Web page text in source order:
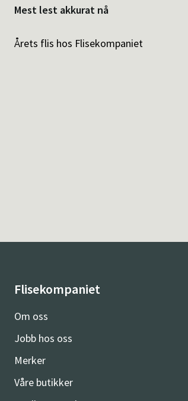
Mest lest akkurat nå
Årets flis hos Flisekompaniet
Flisekompaniet
Om oss
Jobb hos oss
Merker
Våre butikker